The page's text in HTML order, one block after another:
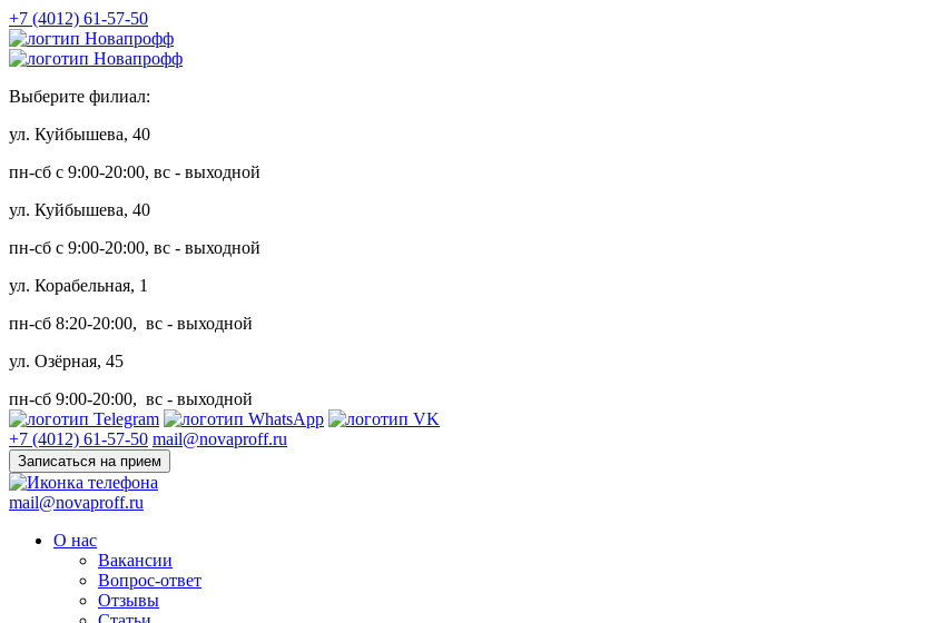
+7 (4012) 61-57-50
Выберите филиал:
ул. Куйбышева, 40
пн-сб с 9:00-20:00, вс - выходной
ул. Куйбышева, 40
пн-сб с 9:00-20:00, вс - выходной
ул. Корабельная, 1
пн-сб 8:20-20:00, вс - выходной
ул. Озёрная, 45
пн-сб 9:00-20:00, вс - выходной
+7 (4012) 61-57-50 mail@novaproff.ru
Записаться на прием
mail@novaproff.ru
О нас
Вакансии
Вопрос-ответ
Отзывы